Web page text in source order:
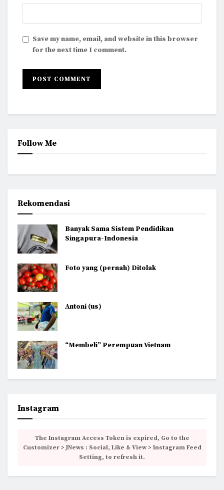
Save my name, email, and website in this browser
for the next time I comment.
Follow Me
Rekomendasi
Banyak Sama Sistem Pendidikan
Singapura-Indonesia
Foto yang (pernah) Ditolak
Antoni (us)
“Membeli” Perempuan Vietnam
Instagram
The Instagram Access Token is expired, Go to the
Customizer > JNews : Social, Like & View > Instagram Feed
Setting, to refresh it.